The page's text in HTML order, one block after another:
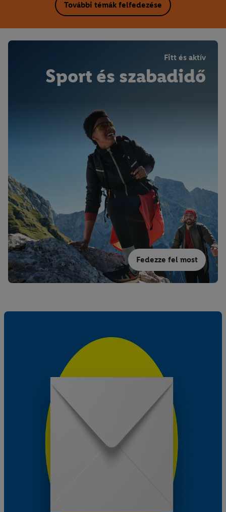
További témák felfedezése
Fitt és aktív
Sport és szabadidő
Fedezze fel most